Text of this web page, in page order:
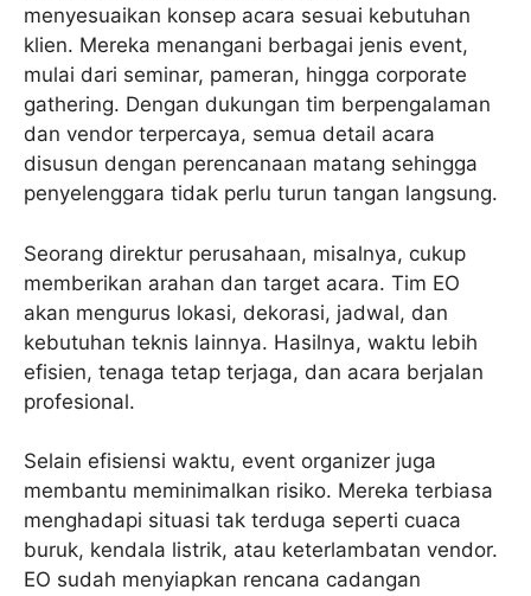
menyesuaikan konsep acara sesuai kebutuhan
klien. Mereka menangani berbagai jenis event,
mulai dari seminar, pameran, hingga corporate
gathering. Dengan dukungan tim berpengalaman
dan vendor terpercaya, semua detail acara
disusun dengan perencanaan matang sehingga
penyelenggara tidak perlu turun tangan langsung.
Seorang direktur perusahaan, misalnya, cukup
memberikan arahan dan target acara. Tim EO
akan mengurus lokasi, dekorasi, jadwal, dan
kebutuhan teknis lainnya. Hasilnya, waktu lebih
efisien, tenaga tetap terjaga, dan acara berjalan
profesional.
Selain efisiensi waktu, event organizer juga
membantu meminimalkan risiko. Mereka terbiasa
menghadapi situasi tak terduga seperti cuaca
buruk, kendala listrik, atau keterlambatan vendor.
EO sudah menyiapkan rencana cadangan